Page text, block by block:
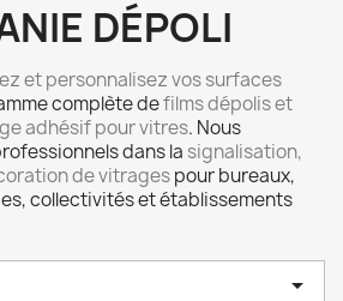
DÉPOLI
et personnalisez vos surfaces
complète defilms dépolis et
adhésif pour vitres. Nous
dans la signalisation,
de vitragespour bureaux,
collectivités et établissements
